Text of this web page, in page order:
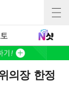
의장 한정